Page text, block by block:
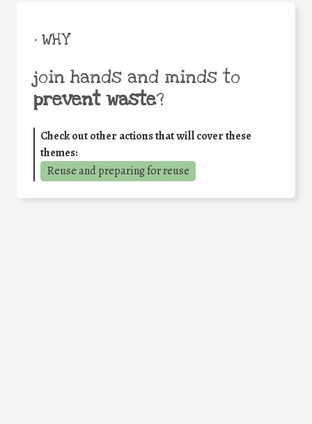
• WHY
join hands and minds to
prevent waste?
Check out other actions that will cover these
themes:
Reuse and preparing for reuse